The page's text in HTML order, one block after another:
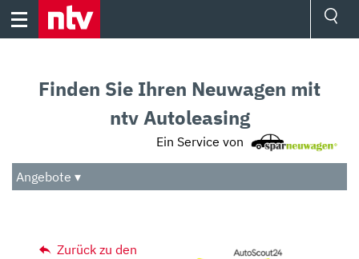
Skip
Audio
Das Beste
Finden Sie Ihren Neuwagen mit
ntv Autoleasing
Ein Service von
Angebote ▾
Zurück zu den